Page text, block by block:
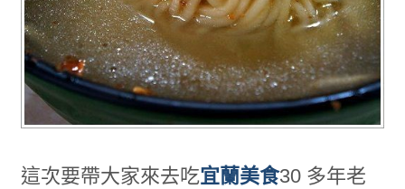
這次要帶大家來去吃宜蘭美食30 多年老